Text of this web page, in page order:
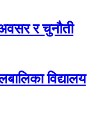
र चुनौती
विद्यालय